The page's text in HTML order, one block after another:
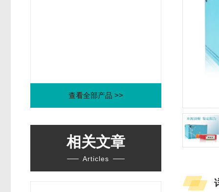
查看全部产品 >>
相关文章
Articles